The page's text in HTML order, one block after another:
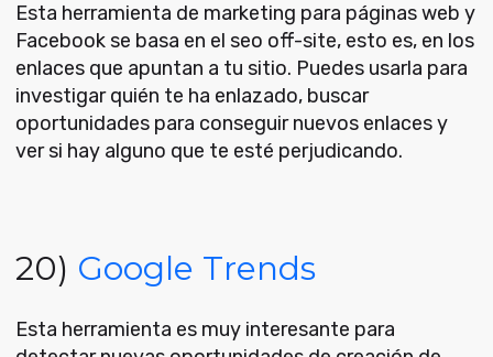
Esta herramienta de marketing para páginas web y
Facebook se basa en el seo off-site, esto es, en los
enlaces que apuntan a tu sitio. Puedes usarla para
investigar quién te ha enlazado, buscar
oportunidades para conseguir nuevos enlaces y
ver si hay alguno que te esté perjudicando.
20) Google Trends
Esta herramienta es muy interesante para